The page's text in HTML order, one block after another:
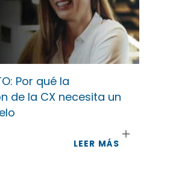
Por qué la
de la CX necesita un
LEER MÁS